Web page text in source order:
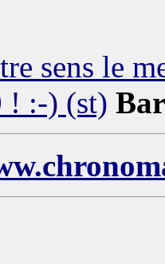
sens le
! :-) (st)